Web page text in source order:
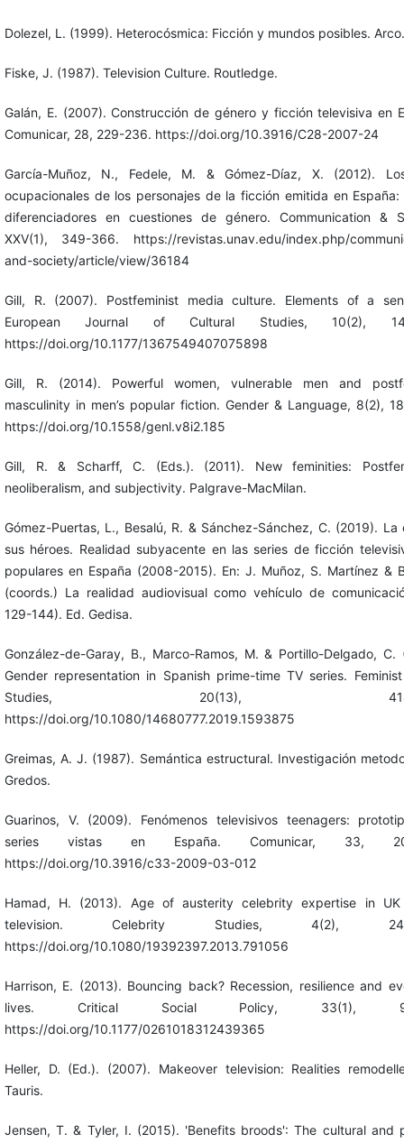
Dolezel, L. (1999). Heterocósmica: Ficción y mundos posibles. Arco.
Fiske, J. (1987). Television Culture. Routledge.
Galán, E. (2007). Construcción de género y ficción televisiva en
Comunicar, 28, 229-236. https://doi.org/10.3916/C28-2007-24
García-Muñoz, N., Fedele, M. & Gómez-Díaz, X. (2012).
ocupacionales de los personajes de la ficción emitida en España:
diferenciadores en cuestiones de género. Communication &
XXV(1), 349-366. https://revistas.unav.edu/index.php/
and-society/article/view/36184
Gill, R. (2007). Postfeminist media culture. Elements of a
European Journal of Cultural Studies, 10(2),
https://doi.org/10.1177/1367549407075898
Gill, R. (2014). Powerful women, vulnerable men and
masculinity in men’s popular fiction. Gender & Language, 8(2),
https://doi.org/10.1558/genl.v8i2.185
Gill, R. & Scharff, C. (Eds.). (2011). New feminities:
neoliberalism, and subjectivity. Palgrave-MacMilan.
Gómez-Puertas, L., Besalú, R. & Sánchez-Sánchez, C. (2019). La
sus héroes. Realidad subyacente en las series de ficción
populares en España (2008-2015). En: J. Muñoz, S. Martínez &
(coords.) La realidad audiovisual como vehículo de
129-144). Ed. Gedisa.
González-de-Garay, B., Marco-Ramos, M. & Portillo-Delgado, C.
Gender representation in Spanish prime-time TV series.
Studies, 20(13), 414-
https://doi.org/10.1080/14680777.2019.1593875
Greimas, A. J. (1987). Semántica estructural. Investigación
Gredos.
Guarinos, V. (2009). Fenómenos televisivos teenagers:
series vistas en España. Comunicar, 33,
https://doi.org/10.3916/c33-2009-03-012
Hamad, H. (2013). Age of austerity celebrity expertise in UK
television. Celebrity Studies, 4(2), 245-
https://doi.org/10.1080/19392397.2013.791056
Harrison, E. (2013). Bouncing back? Recession, resilience and
lives. Critical Social Policy, 33(1), 97-
https://doi.org/10.1177/0261018312439365
Heller, D. (Ed.). (2007). Makeover television: Realities
Tauris.
Jensen, T. & Tyler, I. (2015). 'Benefits broods': The cultural and